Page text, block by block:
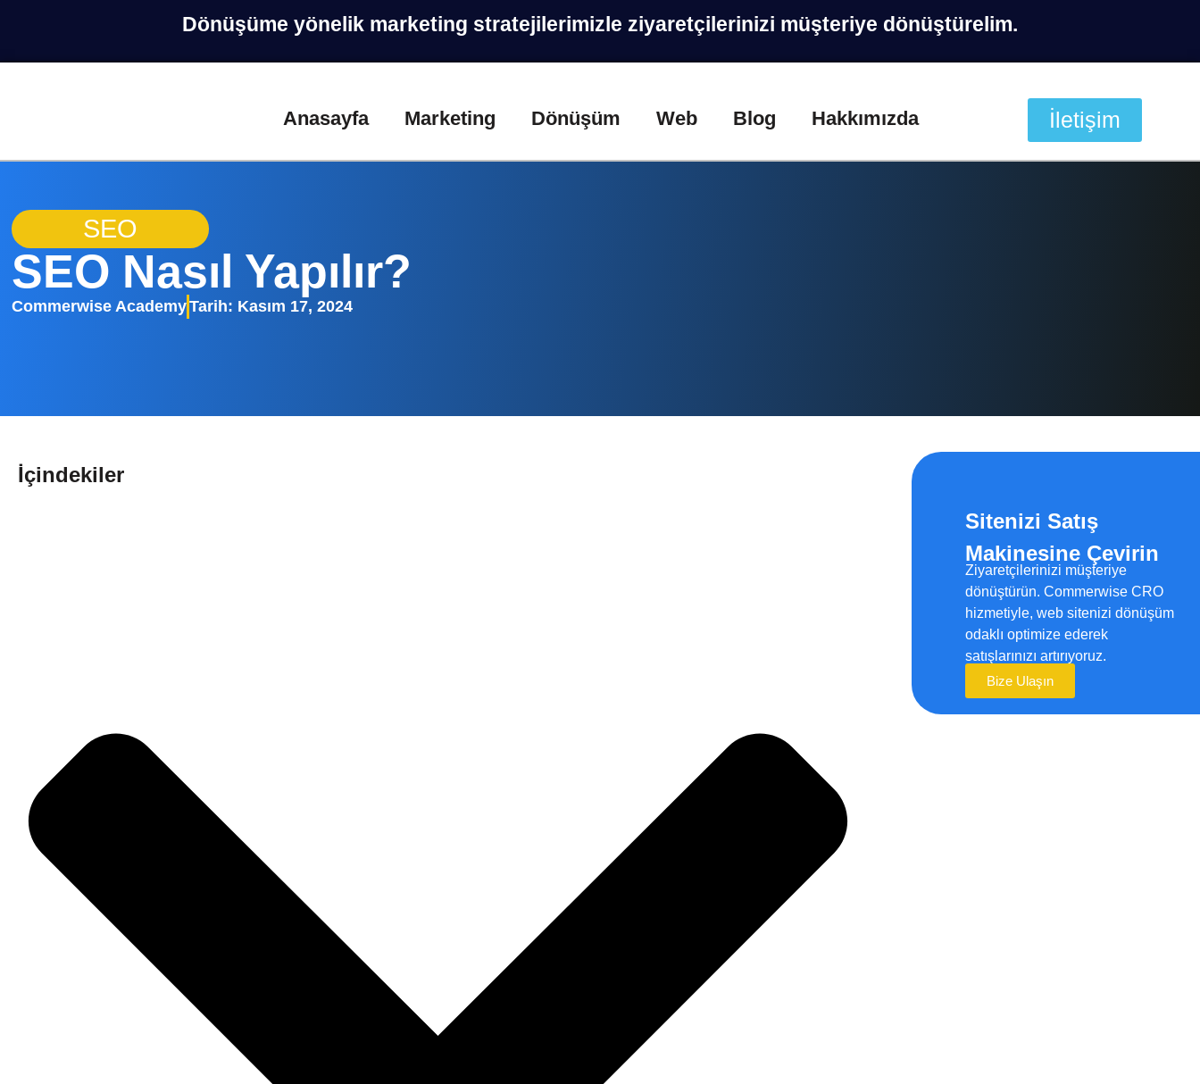
Dönüşüme yönelik marketing stratejilerimizle ziyaretçilerinizi müşteriye dönüştürelim.
Anasayfa Marketing Dönüşüm Web Blog Hakkımızda İletişim
SEO
SEO Nasıl Yapılır?
Commerwise AcademyTarih: Kasım 17, 2024
İçindekiler
Sitenizi Satış
Makinesine Çevirin
Ziyaretçilerinizi müşteriye
dönüştürün. Commerwise CRO
hizmetiyle, web sitenizi dönüşüm
odaklı optimize ederek
satışlarınızı artırıyoruz.
Bize Ulaşın